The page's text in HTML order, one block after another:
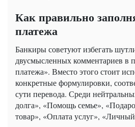
Как правильно
платежа
Банкиры советуют избегать
двусмысленных комментариев в
платежа». Вместо этого стоит
конкретные формулировки,
сути перевода. Среди
долга», «Помощь семье»,
товар», «Оплата услуг»,